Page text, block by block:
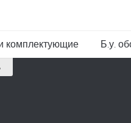
комплектующие Б.у.